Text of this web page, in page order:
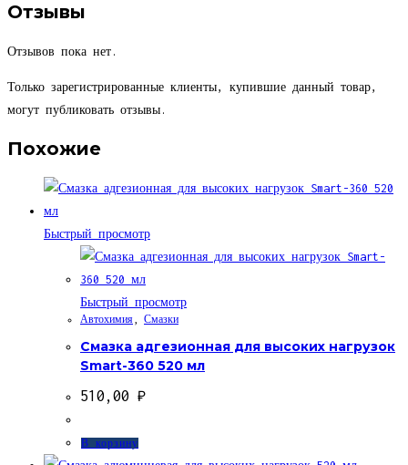
Отзывы
Отзывов пока нет.
Только зарегистрированные клиенты, купившие данный товар,
могут публиковать отзывы.
Похожие
Быстрый просмотр
Быстрый просмотр
Автохимия Смазки
Смазка адгезионная для высоких нагрузок
Smart-360 520 мл
510,00 ₽
В корзину